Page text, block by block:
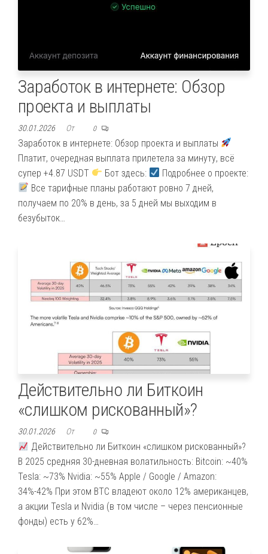
Заработок в интернете: Обзор
проекта и выплаты
30.01.2026 От 0
Заработок в интернете: Обзор проекта и выплаты
Платит, очередная выплата прилетела за минуту, всё
супер +4.87 USDT
Бот здесь:
Подробнее о проекте:
Все тарифные планы работают ровно 7 дней,
получаем по 20% в день, за 5 дней мы выходим в
безубыток…
Действительно ли Биткоин
«слишком рискованный»?
30.01.2026 От 0
Действительно ли Биткоин «слишком рискованный»?
В 2025 средняя 30-дневная волатильность: Bitcoin: ~40%
Tesla: ~73% Nvidia: ~55% Apple / Google / Amazon:
34%-42% При этом BTC владеют около 12% американцев,
а акции Tesla и Nvidia (в том числе – через пенсионные
фонды) есть у 62%…